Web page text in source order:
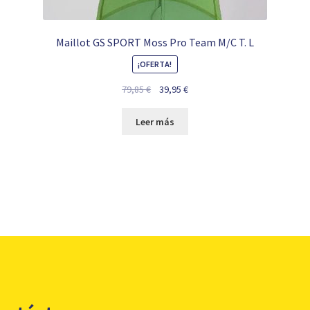
Maillot GS SPORT Moss Pro Team M/C T. L
¡OFERTA!
79,85€
El
original
39,95 €El
Leer más